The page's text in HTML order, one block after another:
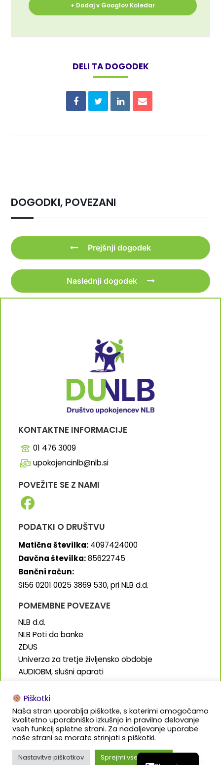
+ Dodaj v Googlov Koledar
DELI TA DOGODEK
DOGODKI, POVEZANI
Prejšnji dogodek
Naslednji dogodek
KONTAKTNE INFORMACIJE
01 476 3009
upokojencinlb@nlb.si
POVEŽITE SE Z NAMI
PODATKI O DRUŠTVU
Matična številka:4097424000
Davčna številka:85622745
Bančni račun:
SI56 0201 0025 3869 530, pri NLB d.d.
POMEMBNE POVEZAVE
NLB d.d.
NLB Poti do banke
ZDUS
Univerza za tretje življensko obdobje
AUDIOBM, slušni aparati
Izdelava in oblikovanje:Bališ.marketing
Piškotki
Naša stran uporablja piškotke, s katerimi omogočamo
kvalitetno uporabniško izkušnjo in pravilno delovanje
vseh funkcij spletne strani. Za nadaljevanje uporabe
naše strani se morate strinjati s piškotki.
Nastavitve piškotkov Sprejmi vse piškotke